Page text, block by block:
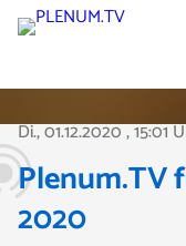
Di., 01.12.2020, 15:01
Plenum.TV
2020